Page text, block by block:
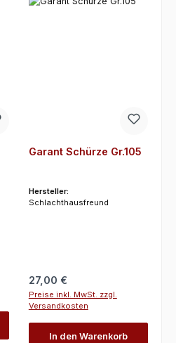
Garant Schürze Gr.105
Hersteller:
Schlachthausfreund
Regulärer Preis:
27,00 €
Preise inkl. MwSt. zzgl.
Versandkosten
In den Warenkorb